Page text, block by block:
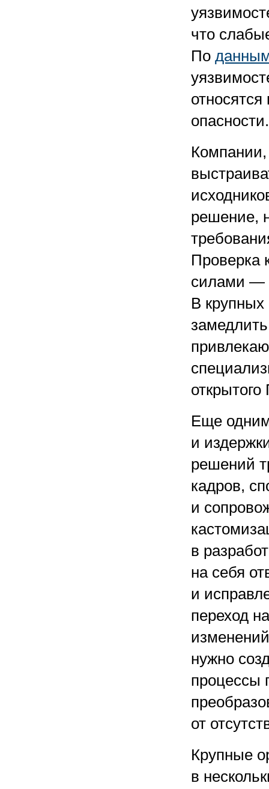
что
По
опасности.
решение,
Проверка
силами —
В крупных
Еще
и
решений
кадров,
и
в
на себя
и
переход
нужно
процессы
от
Крупные
в